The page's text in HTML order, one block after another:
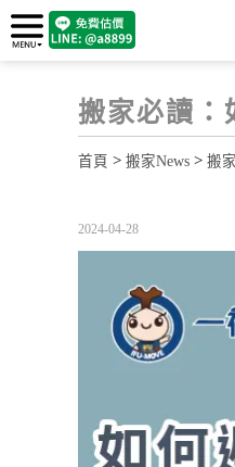
搬家必讀：
首頁 > 搬家News > 搬
2024-04-28